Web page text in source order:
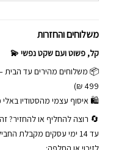
משלוחים והחזרות
קל, פשוט ועם שקט נפשי 💫
499 ₪)
🛍 איסוף עצמי מהסטודיו באלי כהן 21, אשקלון
🔄 רוצה להחליף או להחזיר?
עד 14 ימי עסקים מקבלת